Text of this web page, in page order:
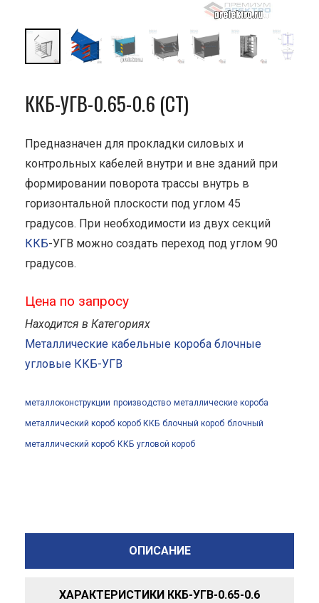
ККБ-УГВ-0.65-0.6 (СТ)
Предназначен для прокладки силовых и
контрольных кабелей внутри и вне зданий при
формировании поворота трассы внутрь в
горизонтальной плоскости под углом 45
градусов. При необходимости из двух секций
ККБ-УГВ можно создать переход под углом 90
градусов.
Цена по запросу
Находится в Категориях
Металлические кабельные короба блочные
угловые ККБ-УГВ
металлоконструкции производство металлические короба
металлический короб короб ККБ блочный короб блочный
металлический короб ККБ угловой короб
ОПИСАНИЕ
ХАРАКТЕРИСТИКИ ККБ-УГВ-0.65-0.6